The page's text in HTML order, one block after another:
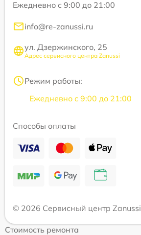
Ежедневно с 9:00 до 21:00
info@re-zanussi.ru
ул. Дзержинского, 25
Адрес сервисного центра Zanussi
Режим работы:
Ежедневно с 9:00 до 21:00
Способы оплаты
© 2026 Сервисный центр Zanussi
Стоимость ремонта